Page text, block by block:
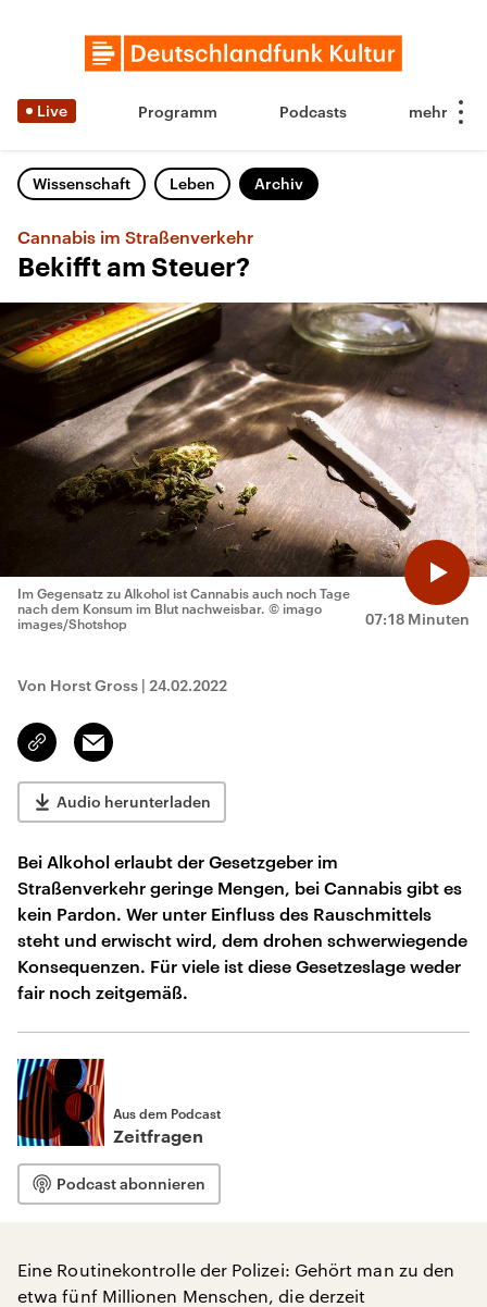
Live Programm Podcasts
Wissenschaft Leben Archiv
Cannabis im Straßenverkehr
Bekifft am Steuer?
07:18 Minuten
Im Gegensatz zu Alkohol ist Cannabis auch noch Tage
nach dem Konsum im Blut nachweisbar. © imago
images/Shotshop
Von Horst Gross | 24.02.2022
Link
kopieren/teilen
Email
Audio herunterladen
Bei Alkohol erlaubt der Gesetzgeber im
Straßenverkehr geringe Mengen, bei Cannabis gibt es
kein Pardon. Wer unter Einfluss des Rauschmittels
steht und erwischt wird, dem drohen schwerwiegende
Konsequenzen. Für viele ist diese Gesetzeslage weder
fair noch zeitgemäß.
Aus dem Podcast
Zeitfragen
Podcast abonnieren
Eine Routinekontrolle der Polizei: Gehört man zu den
etwa fünf Millionen Menschen, die derzeit